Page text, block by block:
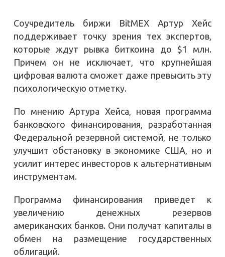
Соучредитель биржи BitMEX Артур Хейс
поддерживает точку зрения тех экспертов,
которые ждут рывка биткоина до $1 млн.
Причем он не исключает, что крупнейшая
цифровая валюта сможет даже превысить эту
психологическую отметку.
По мнению Артура Хейса, новая программа
банковского финансирования, разработанная
Федеральной резервной системой, не только
улучшит обстановку в экономике США, но и
усилит интерес инвесторов к альтернативным
инструментам.
Программа финансирования приведет к
увеличению денежных резервов
американских банков. Они получат капиталы в
обмен на размещение государственных
облигаций.